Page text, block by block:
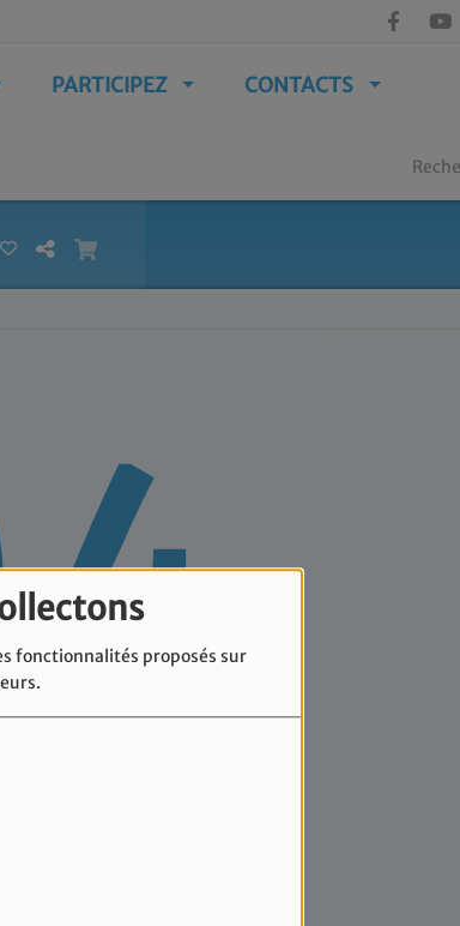
fonctionnalités proposés sur
PARTICIPEZ CONTACTS
une erreur.
n’existe plus.